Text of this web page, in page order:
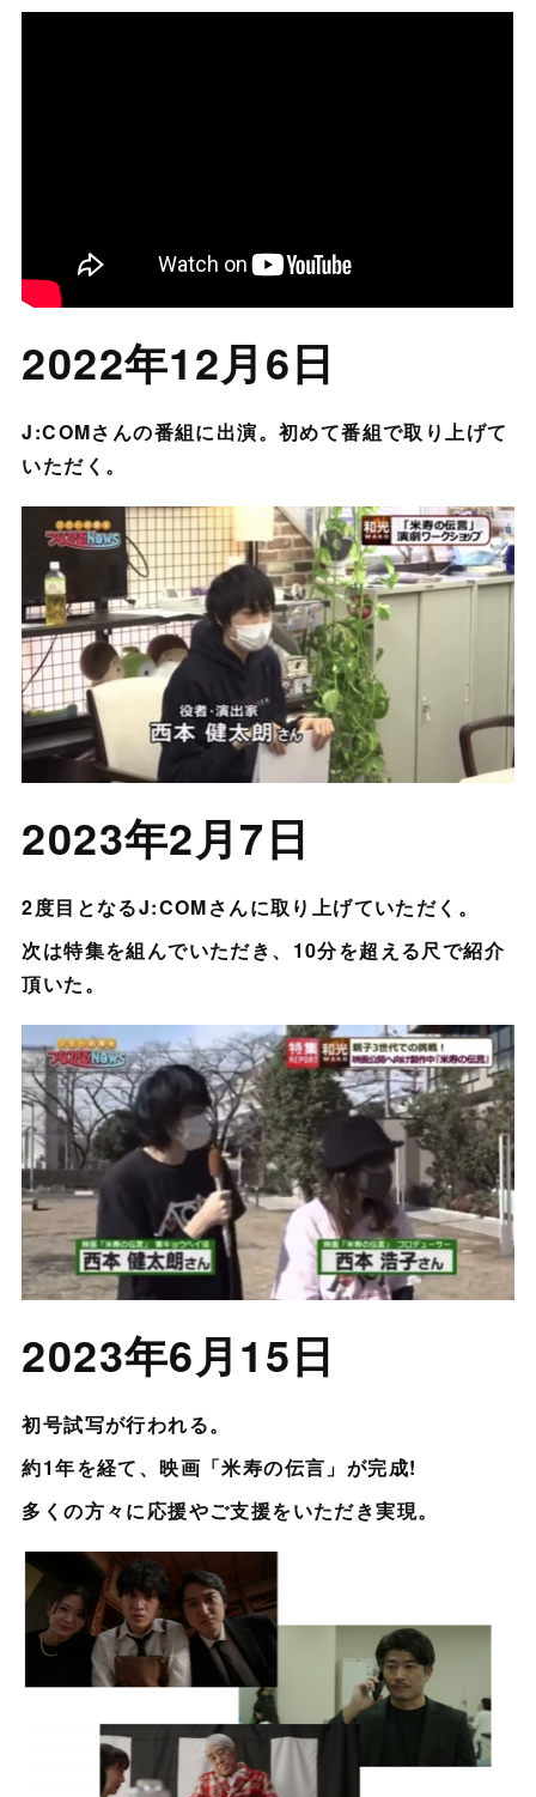
2022年12月6日
J:COMさんの番組に出演。初めて番組で取り上げて
いただく。
2023年2月7日
2度目となるJ:COMさんに取り上げていただく。
次は特集を組んでいただき、10分を超える尺で紹介
頂いた。
2023年6月15日
初号試写が行われる。
約1年を経て、映画「米寿の伝言」が完成!
多くの方々に応援やご支援をいただき実現。